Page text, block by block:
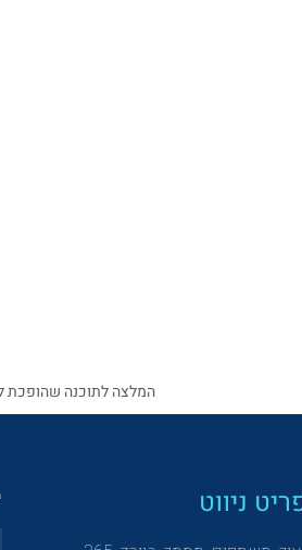
המלצה לתוכנה שהופכת
ניווט